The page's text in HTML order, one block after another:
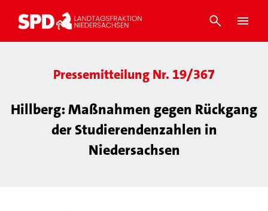
Pressemitteilung Nr. 19/367
Hillberg: Maßnahmen gegen Rückgang
der Studierendenzahlen in
Niedersachsen